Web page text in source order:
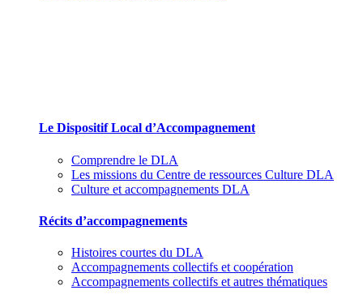
Le Dispositif Local d’Accompagnement
Comprendre le DLA
Les missions du Centre de ressources Culture DLA
Culture et accompagnements DLA
Récits d’accompagnements
Histoires courtes du DLA
Accompagnements collectifs et coopération
Accompagnements collectifs et autres thématiques